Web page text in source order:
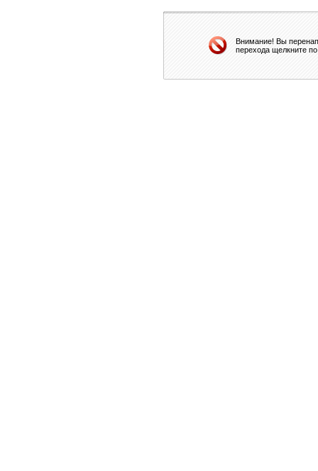
Внимание! Вы
перехода щелкните